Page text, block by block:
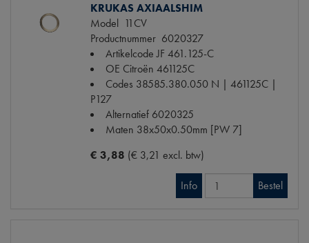
KRUKAS AXIAALSHIM
Model 11CV
Productnummer 6020327
Artikelcode JF461.125-C
OE Citroën 461125C
Codes 38585.380.050 N | 461125C |
P127
Alternatief 6020325
Maten 38x50x0.50mm [PW 7]
€ 3,88 (€ 3,21 excl. btw)
Info Bestel